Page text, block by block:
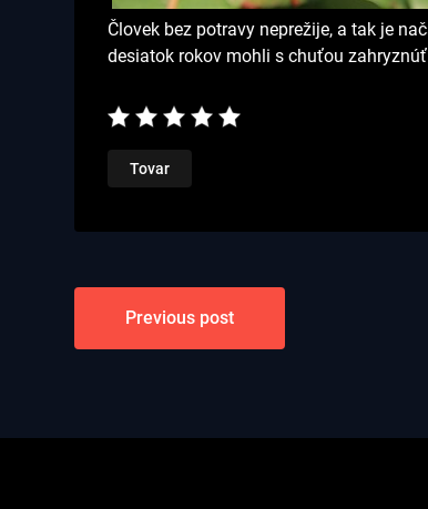
Človek bez potravy neprežije, a tak je
desiatok rokov mohli s chuťou
Tovar
Navigace
pro
Previous post